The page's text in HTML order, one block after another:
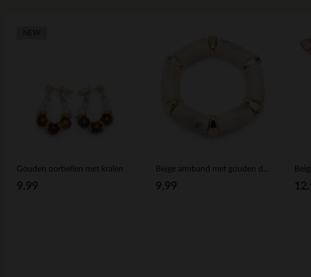
Gouden oorbellen met kralen
9.99 9.99